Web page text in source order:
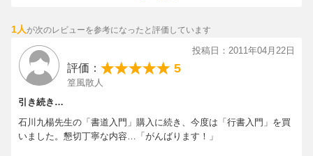
1人が次のレビューを参考になったと評価しています
投稿日：2011年04月22日
評価： 5
篁風散人
引き続き…
石川九楊先生の「書道入門」購入に続き、今度は「行書入門」を買
いました。懇切丁寧な内容…「がんばります！」